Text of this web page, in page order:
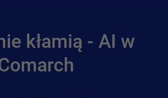
kłamią - AI w